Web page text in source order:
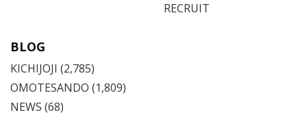
RECRUIT
BLOG
KICHIJOJI (2,785)
OMOTESANDO (1,809)
NEWS (68)